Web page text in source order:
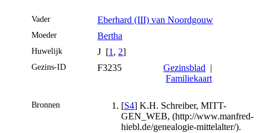
Vader Eberhard (III) van Noordgouw
Moeder Bertha
Huwelijk J [1, 2]
Gezins-ID F3235 Gezinsblad |
Familiekaart
Bronnen [S4] K.H. Schreiber, MITT-
GEN_WEB, (http://www.manfred-
hiebl.de/genealogie-mittelalter/).